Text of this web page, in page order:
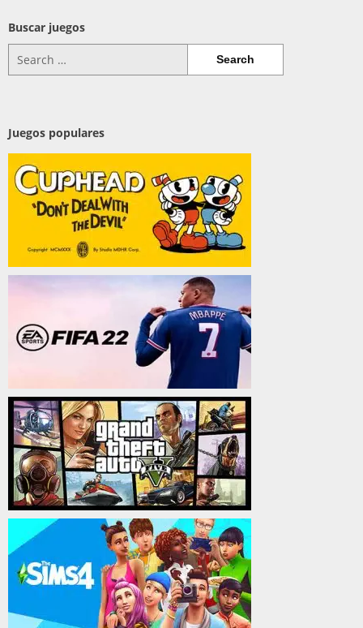
Buscar juegos
for:
Juegos populares